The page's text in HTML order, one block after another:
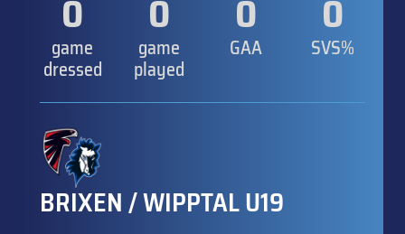
0
game
dressed
0
game
played
0
GAA
0
SVS%
BRIXEN / WIPPTAL U19